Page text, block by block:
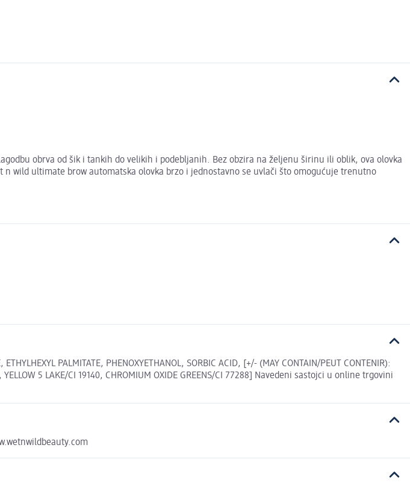
obrva od šik i tankih do velikih i podebljanih. Bez obzira na željenu širinu ili oblik, ova olovka
wild ultimate brow automatska olovka brzo i jednostavno se uvlači što omogućuje trenutno
PALMITATE, PHENOXYETHANOL, SORBIC ACID, [+/- (MAY CONTAIN/PEUT CONTENIR):
5 LAKE/CI 19140, CHROMIUM OXIDE GREENS/CI 77288] Navedeni sastojci u online trgovini